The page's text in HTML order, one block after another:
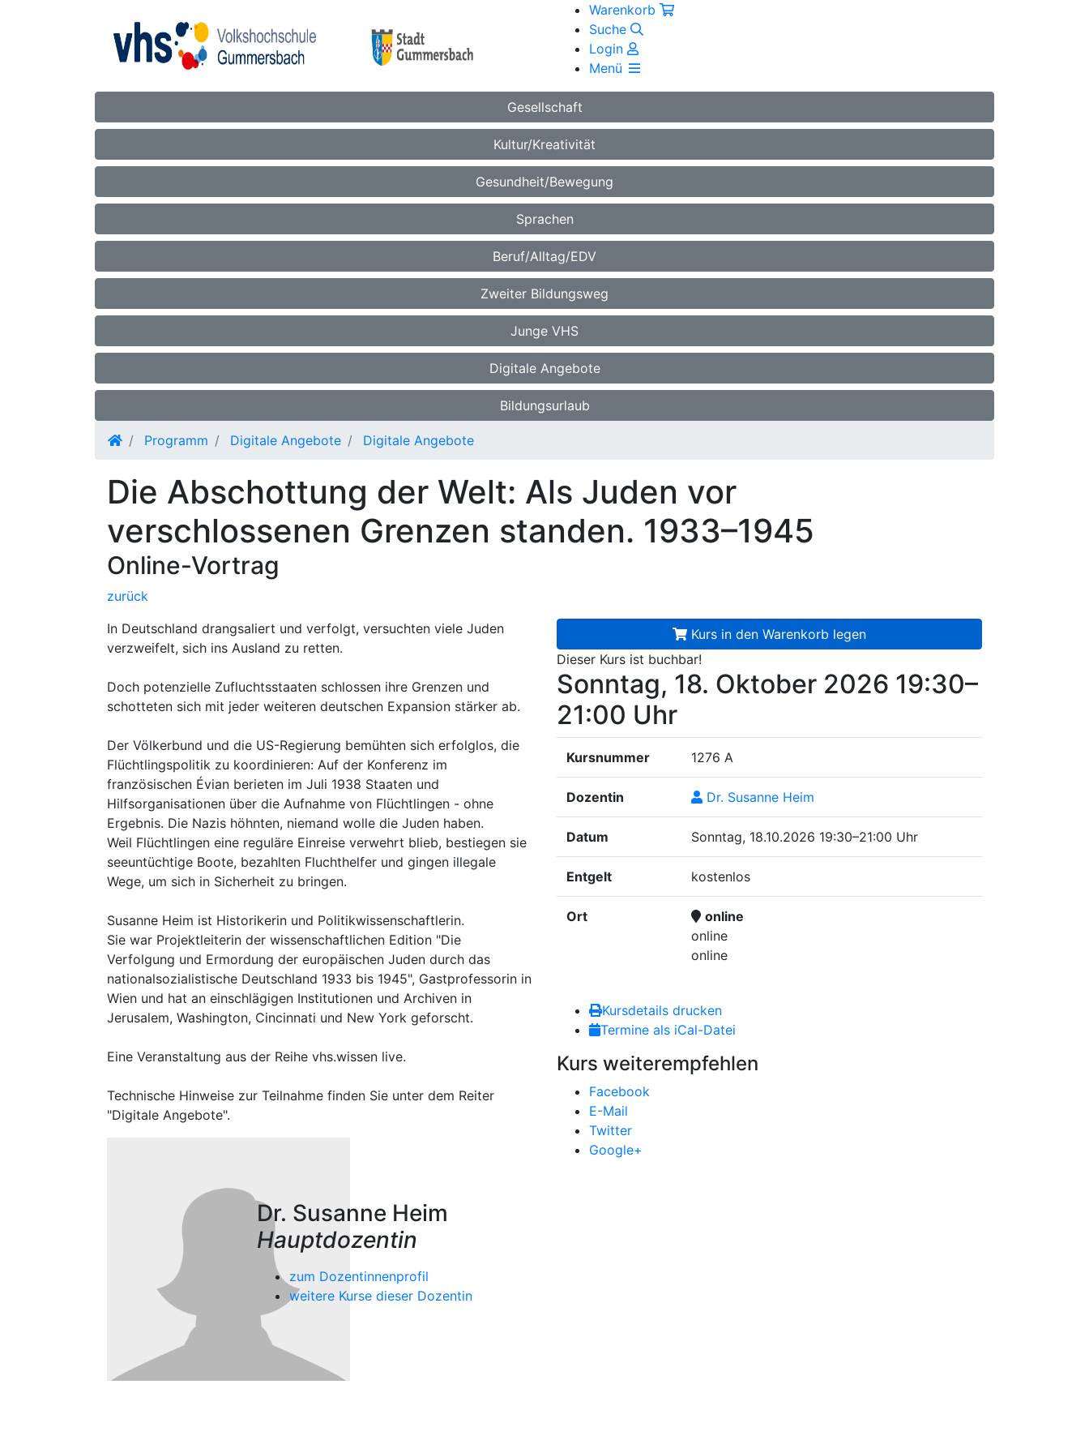
Warenkorb
Suche
Login
Menü
Gesellschaft
Kultur/Kreativität
Gesundheit/Bewegung
Sprachen
Beruf/Alltag/EDV
Zweiter Bildungsweg
Junge VHS
Digitale Angebote
Bildungsurlaub
Programm Digitale Angebote Digitale Angebote
Die Abschottung der Welt: Als Juden vor
verschlossenen Grenzen standen. 1933–1945
Online-Vortrag
zurück
Kurs in den Warenkorb legen
Dieser Kurs ist buchbar!
Sonntag, 18. Oktober 2026 19:30–
21:00 Uhr
Kursnummer 1276 A
Dozentin Dr. Susanne Heim
Datum Sonntag, 18.10.2026 19:30–21:00 Uhr
Entgelt kostenlos
Ort
online
online
online
Kursdetails drucken
Termine als iCal-Datei
Kurs weiterempfehlen
Facebook
E-Mail
Twitter
Google+
In Deutschland drangsaliert und verfolgt, versuchten viele Juden
verzweifelt, sich ins Ausland zu retten.
Doch potenzielle Zufluchtsstaaten schlossen ihre Grenzen und
schotteten sich mit jeder weiteren deutschen Expansion stärker ab.
Der Völkerbund und die US-Regierung bemühten sich erfolglos, die
Flüchtlingspolitik zu koordinieren: Auf der Konferenz im
französischen Évian berieten im Juli 1938 Staaten und
Hilfsorganisationen über die Aufnahme von Flüchtlingen - ohne
Ergebnis. Die Nazis höhnten, niemand wolle die Juden haben.
Weil Flüchtlingen eine reguläre Einreise verwehrt blieb, bestiegen sie
seeuntüchtige Boote, bezahlten Fluchthelfer und gingen illegale
Wege, um sich in Sicherheit zu bringen.
Susanne Heim ist Historikerin und Politikwissenschaftlerin.
Sie war Projektleiterin der wissenschaftlichen Edition "Die
Verfolgung und Ermordung der europäischen Juden durch das
nationalsozialistische Deutschland 1933 bis 1945", Gastprofessorin in
Wien und hat an einschlägigen Institutionen und Archiven in
Jerusalem, Washington, Cincinnati und New York geforscht.
Eine Veranstaltung aus der Reihe vhs.wissen live.
Technische Hinweise zur Teilnahme finden Sie unter dem Reiter
"Digitale Angebote".
Dr. Susanne Heim
Hauptdozentin
zum Dozentinnenprofil
weitere Kurse dieser Dozentin